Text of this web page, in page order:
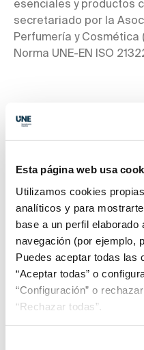
Esta página web usa
Utilizamos cookies
analíticos y para
base a un perfil elaborado
navegación (por ejemplo,
Puedes aceptar todas las
“Aceptar todas” o
“Configuración” o
“Rechazar todas”.
esenciales y productos
secretariado por la
Perfumería y Cosmética
Norma UNE-EN ISO